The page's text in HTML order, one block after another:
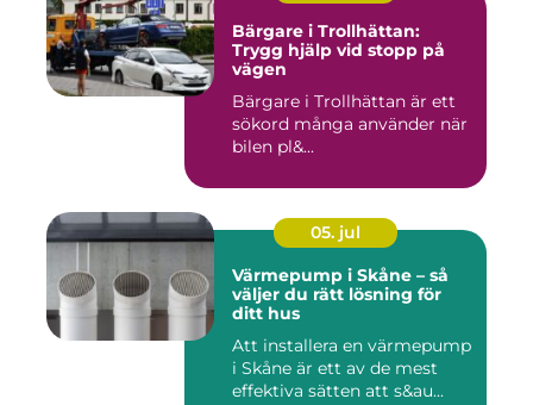
Bärgare i Trollhättan:
Trygg hjälp vid stopp på
vägen
Bärgare i Trollhättan är ett
sökord många använder när
bilen pl&...
05. jul
Värmepump i Skåne – så
väljer du rätt lösning för
ditt hus
Att installera en värmepump
i Skåne är ett av de mest
effektiva sätten att s&au...